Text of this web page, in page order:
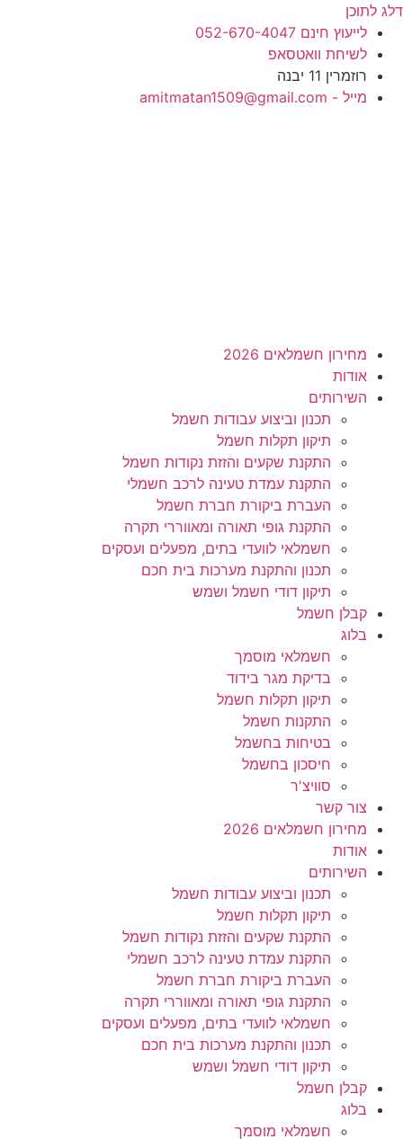
דלג לתוכן
לייעוץ חינם 052-670-4047
לשיחת וואטסאפ
רוזמרין 11 יבנה
מייל - amitmatan1509@gmail.com
מחירון חשמלאים 2026
אודות
השירותים
תכנון וביצוע עבודות חשמל
תיקון תקלות חשמל
התקנת שקעים והזזת נקודות חשמל
התקנת עמדת טעינה לרכב חשמלי
העברת ביקורת חברת חשמל
התקנת גופי תאורה ומאווררי תקרה
חשמלאי לוועדי בתים, מפעלים ועסקים
תכנון והתקנת מערכות בית חכם
תיקון דודי חשמל ושמש
קבלן חשמל
בלוג
חשמלאי מוסמך
בדיקת מגר בידוד
תיקון תקלות חשמל
התקנות חשמל
בטיחות בחשמל
חיסכון בחשמל
סוויצ'ר
צור קשר
מחירון חשמלאים 2026
אודות
השירותים
תכנון וביצוע עבודות חשמל
תיקון תקלות חשמל
התקנת שקעים והזזת נקודות חשמל
התקנת עמדת טעינה לרכב חשמלי
העברת ביקורת חברת חשמל
התקנת גופי תאורה ומאווררי תקרה
חשמלאי לוועדי בתים, מפעלים ועסקים
תכנון והתקנת מערכות בית חכם
תיקון דודי חשמל ושמש
קבלן חשמל
בלוג
חשמלאי מוסמך